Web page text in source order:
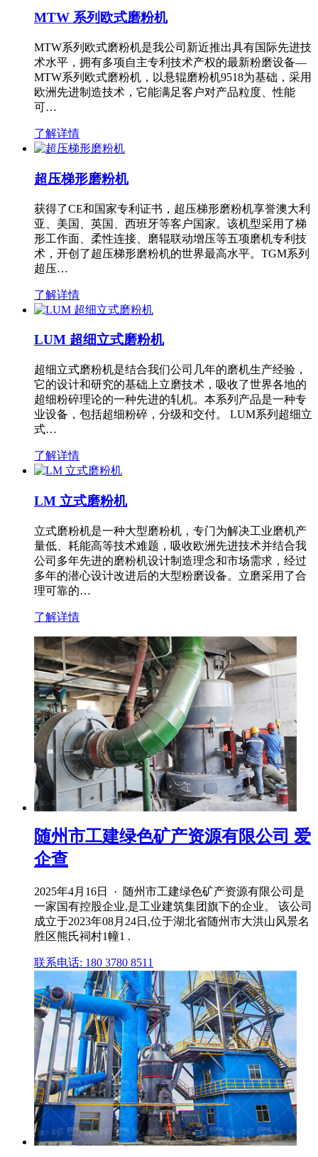
MTW 系列欧式磨粉机
MTW系列欧式磨粉机是我公司新近推出具有国际先进技
术水平，拥有多项自主专利技术产权的最新粉磨设备—
MTW系列欧式磨粉机，以悬辊磨粉机9518为基础，采用
欧洲先进制造技术，它能满足客户对产品粒度、性能
可…
了解详情
超压梯形磨粉机
获得了CE和国家专利证书，超压梯形磨粉机享誉澳大利
亚、美国、英国、西班牙等客户国家。该机型采用了梯
形工作面、柔性连接、磨辊联动增压等五项磨机专利技
术，开创了超压梯形磨粉机的世界最高水平。TGM系列
超压…
了解详情
LUM 超细立式磨粉机
超细立式磨粉机是结合我们公司几年的磨机生产经验，
它的设计和研究的基础上立磨技术，吸收了世界各地的
超细粉碎理论的一种先进的轧机。本系列产品是一种专
业设备，包括超细粉碎，分级和交付。 LUM系列超细立
式…
了解详情
LM 立式磨粉机
立式磨粉机是一种大型磨粉机，专门为解决工业磨机产
量低、耗能高等技术难题，吸收欧洲先进技术并结合我
公司多年先进的磨粉机设计制造理念和市场需求，经过
多年的潜心设计改进后的大型粉磨设备。立磨采用了合
理可靠的…
了解详情
随州市工建绿色矿产资源有限公司 爱
企查
2025年4月16日 · 随州市工建绿色矿产资源有限公司是
一家国有控股企业,是工业建筑集团旗下的企业。 该公司
成立于2023年08月24日,位于湖北省随州市大洪山风景名
胜区熊氏祠村1幢1 .
联系电话: 180 3780 8511